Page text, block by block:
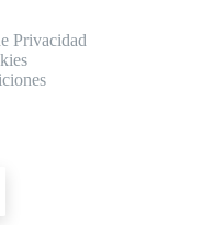
Privacidad